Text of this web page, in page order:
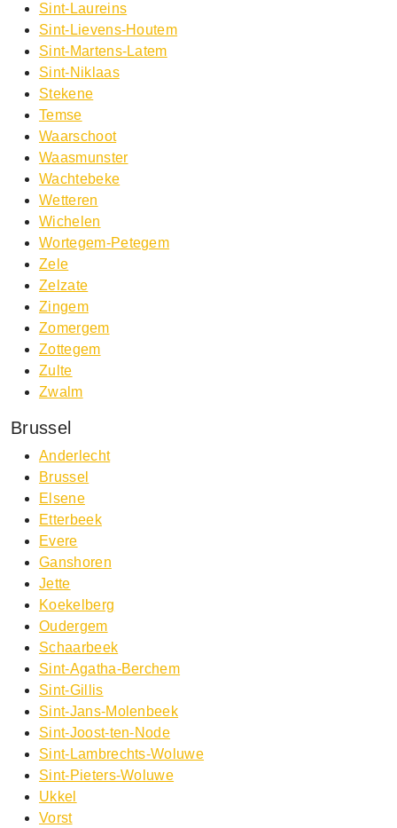
Sint-Laureins
Sint-Lievens-Houtem
Sint-Martens-Latem
Sint-Niklaas
Stekene
Temse
Waarschoot
Waasmunster
Wachtebeke
Wetteren
Wichelen
Wortegem-Petegem
Zele
Zelzate
Zingem
Zomergem
Zottegem
Zulte
Zwalm
Brussel
Anderlecht
Brussel
Elsene
Etterbeek
Evere
Ganshoren
Jette
Koekelberg
Oudergem
Schaarbeek
Sint-Agatha-Berchem
Sint-Gillis
Sint-Jans-Molenbeek
Sint-Joost-ten-Node
Sint-Lambrechts-Woluwe
Sint-Pieters-Woluwe
Ukkel
Vorst